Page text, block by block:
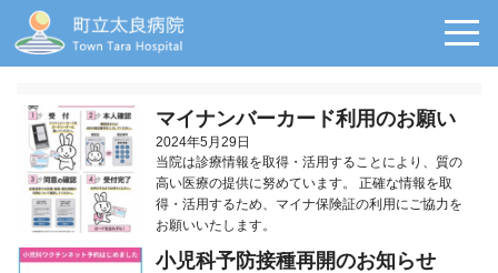
マイナンバーカード利用のお願い
2024年5月29日
当院は診療情報を取得・活用することにより、質の
高い医療の提供に努めています。 正確な情報を取
得・活用するため、マイナ保険証の利用にご協力を
お願いいたします。
小児科予防接種再開のお知らせ